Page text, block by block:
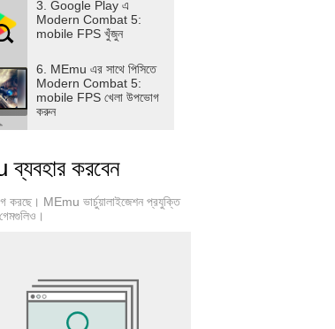
3. Google Play এ
Modern Combat 5:
mobile FPS খুঁজুন
6. MEmu এর সাথে পিসিতে
Modern Combat 5:
mobile FPS খেলা উপভোগ
করুন
করবেন
করছে। MEmu ভার্চুয়ালাইজেশন প্রযুক্তি